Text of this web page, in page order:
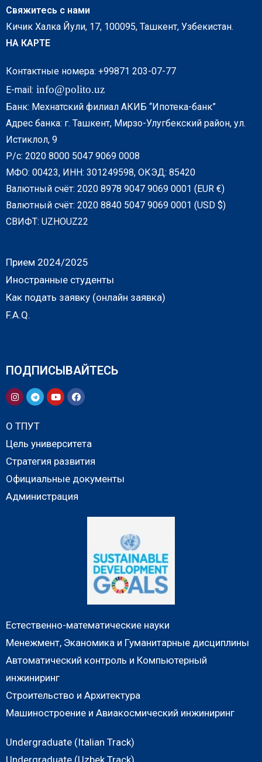
Свяжитесь с нами
Кичик Халка Йули, 17, 100095, Ташкент, Узбекистан.
НА КАРТЕ
Контактные номера: +99871 203-07-77
E-mail: info@polito.uz
Банк: Мехнатский филиал АКИБ “Ипотека-банк”
Адрес банка: г. Ташкент, Мирзо-Улугбекский район, ул.
Истиклол, 9
Р/с: 2020 8000 5047 9069 0008
МФО: 00423, ИНН: 301249598, ОКЭД: 85420
Валютный счёт: 2020 8978 9047 9069 0001 (EUR €)
Валютный счёт: 2020 8840 5047 9069 0001 (USD $)
СВИФТ: UZHOUZ22
Прием 2024/2025
Иностранные студенты
Как подать заявку (онлайн заявка)
F.A.Q.
ПОДПИСЫВАЙТЕСЬ
О ТПУТ
Цель университета
Стратегия развития
Официальные документы
Администрация
Естественно-математические науки
Менежмент, Эканомика и Гуманитарные дисциплины
Автоматический контроль и Компьютерный
инжиниринг
Строительство и Архитектура
Машиностроение и Авиакосмический инжиниринг
Undergraduate (Italian Track)